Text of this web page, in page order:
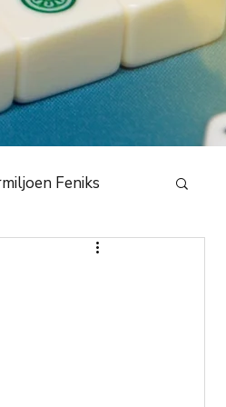
Feniks